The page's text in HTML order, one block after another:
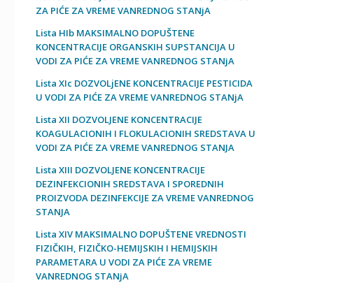
ZA PIĆE ZA VREME VANREDNOG STANјA
Lista HIb MAKSIMALNO DOPUŠTENE
KONCENTRACIJE ORGANSKIH SUPSTANCIJA U
VODI ZA PIĆE ZA VREME VANREDNOG STANјA
Lista XIc DOZVOLjENE KONCENTRACIJE PESTICIDA
U VODI ZA PIĆE ZA VREME VANREDNOG STANјA
Lista XII DOZVOLJENE KONCENTRACIJE
KOAGULACIONIH I FLOKULACIONIH SREDSTAVA U
VODI ZA PIĆE ZA VREME VANREDNOG STANJA
Lista XIII DOZVOLJENE KONCENTRACIJE
DEZINFEKCIONIH SREDSTAVA I SPOREDNIH
PROIZVODA DEZINFEKCIJE ZA VREME VANREDNOG
STANJA
Lista XIV MAKSIMALNO DOPUŠTENE VREDNOSTI
FIZIČKIH, FIZIČKO-HEMIJSKIH I HEMIJSKIH
PARAMETARA U VODI ZA PIĆE ZA VREME
VANREDNOG STANјA